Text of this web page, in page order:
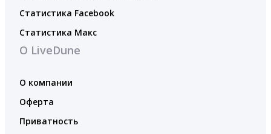
Статистика Facebook
Статистика Макс
О LiveDune
О компании
Оферта
Приватность